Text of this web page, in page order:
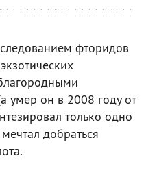
фторидов
умер он в 2008 году от
только одно
добраться